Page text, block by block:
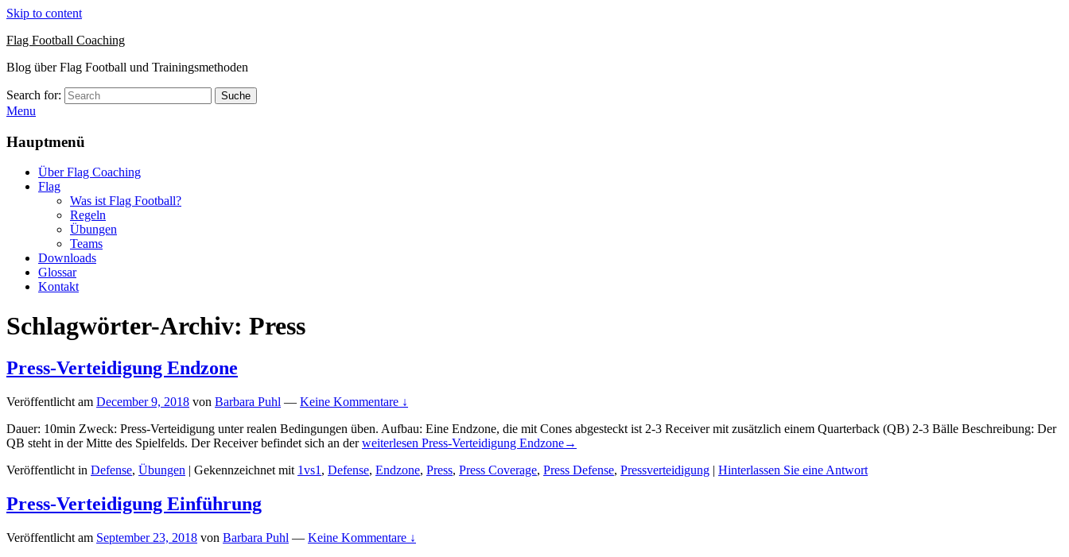
Skip to content
Flag Football Coaching
Blog über Flag Football und Trainingsmethoden
Search for: Suche
Menu
Hauptmenü
Über Flag Coaching
Flag
Was ist Flag Football?
Regeln
Übungen
Teams
Downloads
Glossar
Kontakt
Schlagwörter-Archiv: Press
Press-Verteidigung Endzone
Veröffentlicht am December 9, 2018 von Barbara Puhl — Keine Kommentare ↓
Dauer: 10min Zweck: Press-Verteidigung unter realen Bedingungen üben. Aufbau: Eine Endzone, die mit Cones abgesteckt ist 2-3 Receiver mit zusätzlich einem Quarterback (QB) 2-3 Bälle Beschreibung: Der
QB steht in der Mitte des Spielfelds. Der Receiver befindet sich an derweiterlesen Press-Verteidigung Endzone→
Veröffentlicht in Defense, Übungen | Gekennzeichnet mit 1vs1 , Defense, Endzone, Press, Press Coverage, Press Defense, Pressverteidigung | Hinterlassen Sie eine Antwort
Press-Verteidigung Einführung
Veröffentlicht am September 23, 2018 von Barbara Puhl — Keine Kommentare ↓